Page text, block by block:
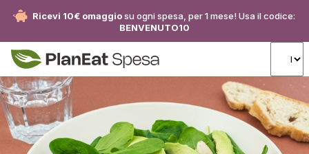
Ricevi 10€ omaggiosu ogni spesa, per 1 mese! Usa il codice:
BENVENUTO10